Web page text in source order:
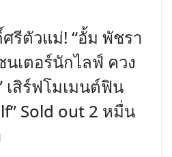
รีตัวแม่! “อั้ม พัชรา
นเตอร์นักไลฟ์ ควง
เสิร์ฟโมเมนต์ฟิน
Sold out 2 หมื่น